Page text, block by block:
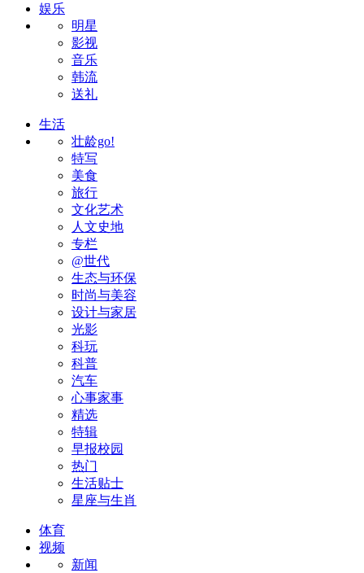
娱乐
明星
影视
音乐
韩流
送礼
生活
壮龄go!
特写
美食
旅行
文化艺术
人文史地
专栏
@世代
生态与环保
时尚与美容
设计与家居
光影
科玩
科普
汽车
心事家事
精选
特辑
早报校园
热门
生活贴士
星座与生肖
体育
视频
新闻